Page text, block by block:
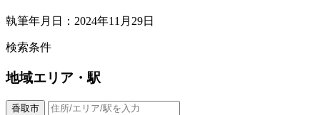
執筆年月日：2024年11月29日
検索条件
地域エリア・駅
香取市